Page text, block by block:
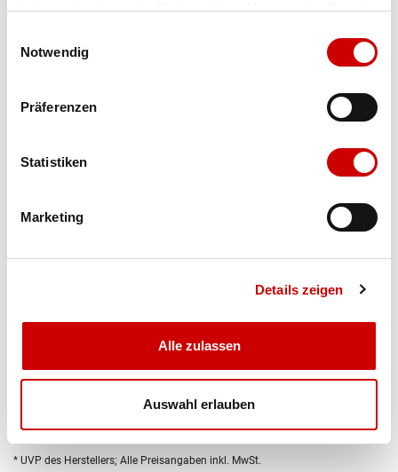
haben oder die sie im Rahmen Ihrer Nutzung der Dienste
Notwendig
Präferenzen
Statistiken
Marketing
Details zeigen
Alle zulassen
Auswahl erlauben
IN DEN WARENKORB
Bis 17:00 Uhr bestellen: morgen geliefert - ab CHF 50.00
Produktbeschreibung
* UVP des Herstellers; Alle Preisangaben inkl. MwSt.